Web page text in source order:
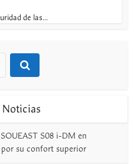
de las...
S08 i-DM en
su confort superior